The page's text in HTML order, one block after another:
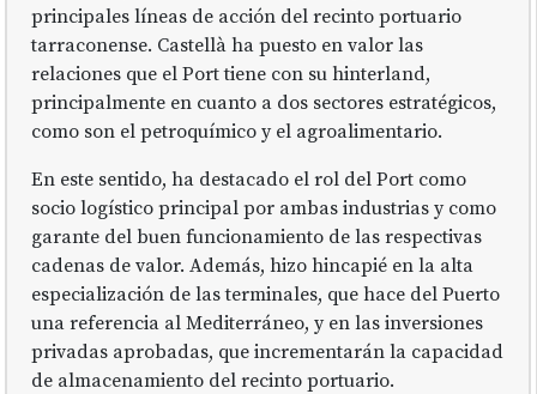
principales líneas de acción del recinto portuario
tarraconense. Castellà ha puesto en valor las
relaciones que el Port tiene con su hinterland,
principalmente en cuanto a dos sectores estratégicos,
como son el petroquímico y el agroalimentario.
En este sentido, ha destacado el rol del Port como
socio logístico principal por ambas industrias y como
garante del buen funcionamiento de las respectivas
cadenas de valor. Además, hizo hincapié en la alta
especialización de las terminales, que hace del Puerto
una referencia al Mediterráneo, y en las inversiones
privadas aprobadas, que incrementarán la capacidad
de almacenamiento del recinto portuario.